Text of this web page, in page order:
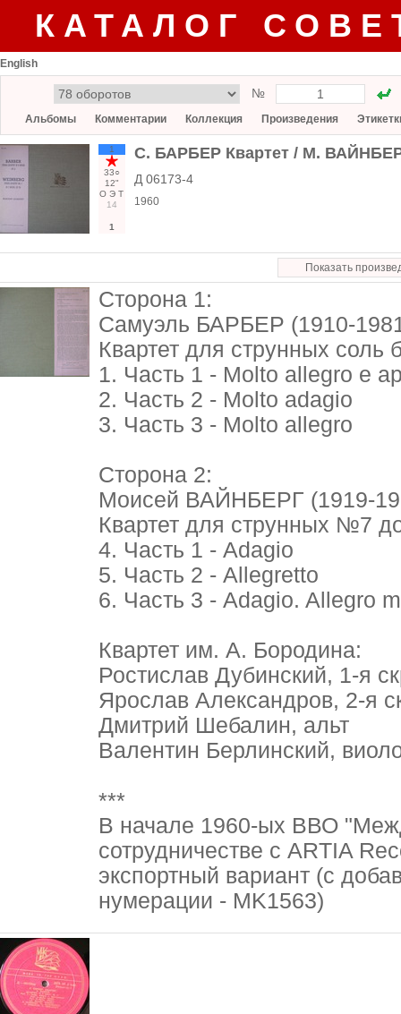
КАТАЛОГ
English
№
Альбомы Комментарии Коллекция Произведения
1
33○
12"
О Э Т
14
1
С. БАРБЕР Квартет / М.
Д 06173-4
1960
Показать
Сторона 1:
Самуэль БАРБЕР (1910-
Квартет для струнных соль
1. Часть 1 - Molto allegro e
2. Часть 2 - Molto adagio
3. Часть 3 - Molto allegro
Сторона 2:
Моисей ВАЙНБЕРГ (1919-
Квартет для струнных №7
4. Часть 1 - Adagio
5. Часть 2 - Allegretto
6. Часть 3 - Adagio. Allegro
Квартет им. А. Бородина:
Ростислав Дубинский, 1-я
Ярослав Александров, 2-я
Дмитрий Шебалин, альт
Валентин Берлинский,
***
В начале 1960-ых ВВО
сотрудничестве с ARTIA
экспортный вариант (с
нумерации - MK1563)